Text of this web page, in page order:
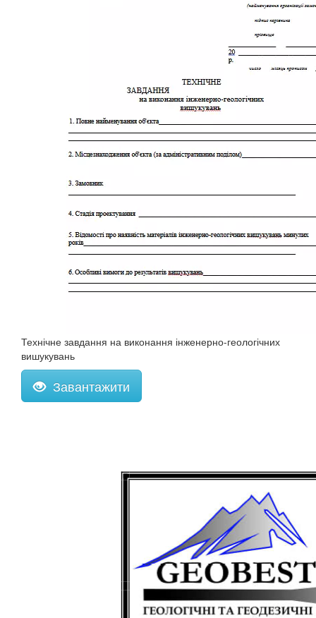
Технічне завдання на виконання інженерно-геологічних
вишукувань
Завантажити